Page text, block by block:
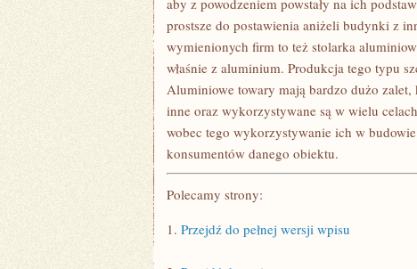
aby z powodzeniem powstały na ich
prostsze do postawienia aniżeli budynki z
wymienionych firm to też stolarka
właśnie z aluminium. Produkcja tego typu
Aluminiowe towary mają bardzo dużo
inne oraz wykorzystywane są w wielu
wobec tego wykorzystywanie ich w
konsumentów danego obiektu.
Polecamy strony:
1. Przejdź do pełnej wersji wpisu